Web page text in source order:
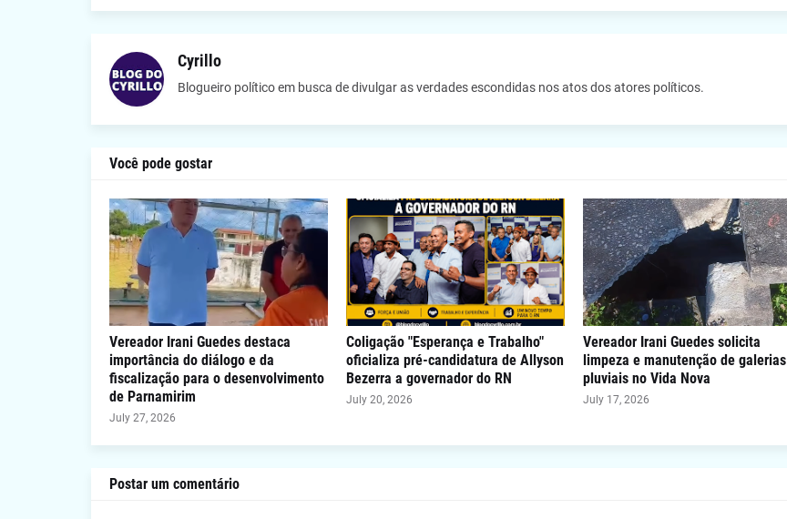
Cyrillo
Blogueiro político em busca de divulgar as verdades escondidas nos atos dos atores políticos.
Você pode gostar
Vereador Irani Guedes destaca
importância do diálogo e da
fiscalização para o desenvolvimento
de Parnamirim
July 27, 2026
Coligação "Esperança e Trabalho"
oficializa pré-candidatura de Allyson
Bezerra a governador do RN
July 20, 2026
Vereador Irani Guedes solicita
limpeza e manutenção de galerias
pluviais no Vida Nova
July 17, 2026
Postar um comentário